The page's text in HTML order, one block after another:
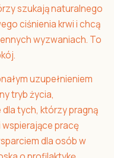
szukają naturalnego
ciśnienia krwi i chcą
wyzwaniach. To
uzupełnieniem
tryb życia,
tych, którzy pragną
pracę
dla osób w